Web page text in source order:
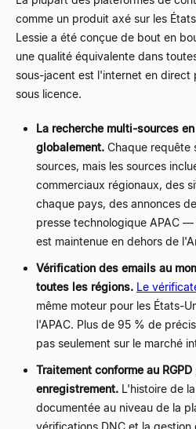
comme un produit axé sur les
Lessie a été conçue de bout en
une qualité équivalente dans
sous-jacent est l'internet en
sous licence.
La recherche multi-sources
globalement. Chaque requête
sources, mais les sources
commerciaux régionaux, des
chaque pays, des annonces
presse technologique APAC
est maintenue en dehors de
Vérification des emails au
toutes les régions. Le
même moteur pour les États-
l'APAC. Plus de 95 % de
pas seulement sur le marché
Traitement conforme au
enregistrement. L'histoire de
documentée au niveau de la